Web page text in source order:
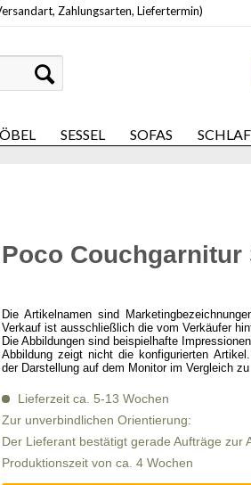
Zahlungsarten, Liefertermin)
SESSEL SOFAS
Poco Couchgarnitur
Die Artikelnamen sind
Verkauf ist ausschließlich die vom Verkäufer
Die Abbildungen sind beispielhafte
Abbildung zeigt nicht die konfigurierten
der Darstellung auf dem Monitor im Vergleich
Lieferzeit ca. 5-13 Wochen
Zur unverbindlichen Orientierung:
Der Lieferant bestätigt gerade Aufträge zur
Produktionszeit von ca. 4 Wochen